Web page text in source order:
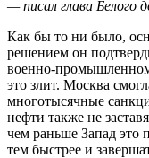
— писал глава Белого
Как бы то ни было,
решением он
военно-
это злит. Москва
многотысячные
нефти также не
чем раньше Запад это
тем быстрее и